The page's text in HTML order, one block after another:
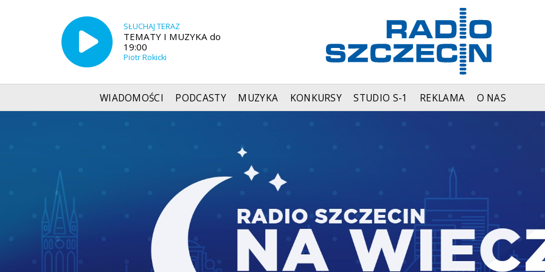
SŁUCHAJ TERAZ
TEMATY I MUZYKA do
19:00
Piotr Rokicki
WIADOMOŚCI PODCASTY MUZYKA KONKURSY STUDIO S-1 REKLAMA O NAS